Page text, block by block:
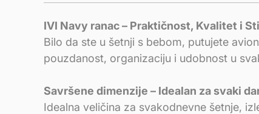
IVI Navy ranac – Praktičnost, Kvalitet i
Bilo da ste u šetnji s bebom, putujete
pouzdanost, organizaciju i udobnost u
Savršene dimenzije – Idealan za svaki
Idealna veličina za svakodnevne šetnje,